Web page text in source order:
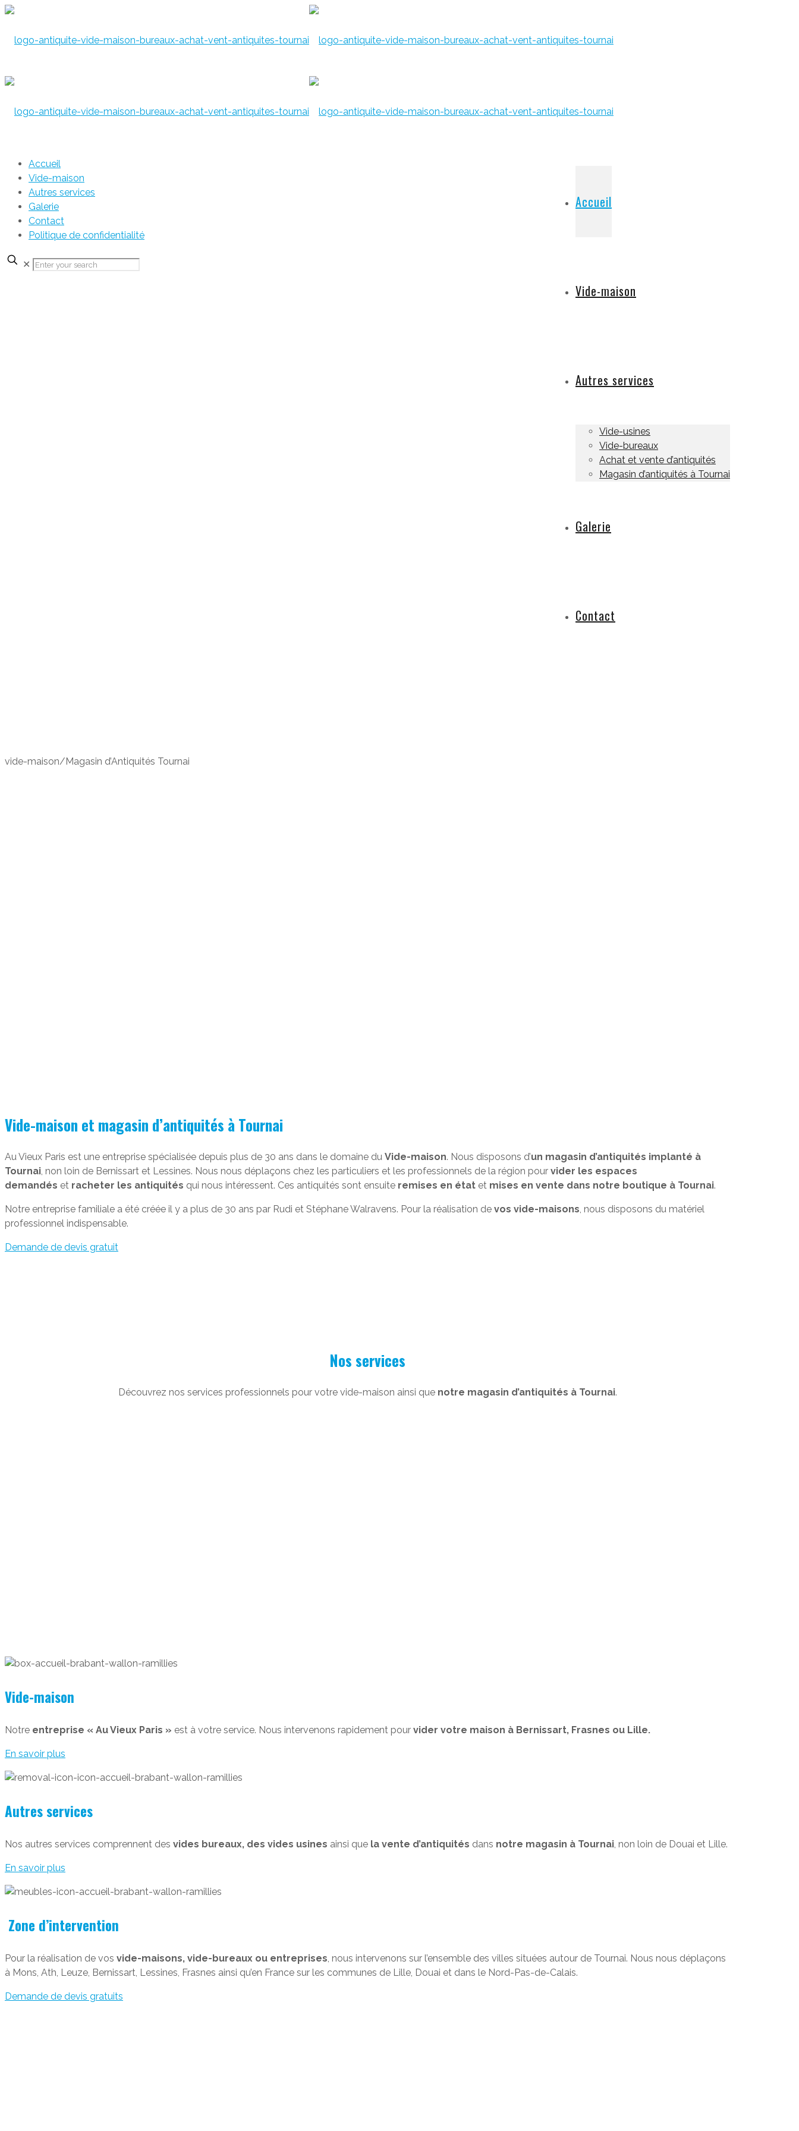
Accueil
Vide-maison
Autres services
Vide-usines
Vide-bureaux
Achat et vente d’antiquités
Magasin d’antiquités à Tournai
Galerie
Contact
Accueil
Vide-maison
Autres services
Galerie
Contact
Politique de confidentialité
✕
vide-maison/Magasin d’Antiquités Tournai
Vide-maison et magasin d’antiquités à Tournai
Au Vieux Paris est une entreprise spécialisée depuis plus de 30 ans dans le domaine du Vide-maison. Nous disposons d’un magasin d’antiquités implanté à
Tournai , non loin de Bernissart et Lessines. Nous nous déplaçons chez les particuliers et les professionnels de la région pour vider les espaces
demandés et racheter les antiquités qui nous intéressent. Ces antiquités sont ensuite remises en état et mises en vente dans notre boutique à Tournai.
Notre entreprise familiale a été créée il y a plus de 30 ans par Rudi et Stéphane Walravens. Pour la réalisation de vos vide-maisons , nous disposons du matériel
professionnel indispensable.
Demande de devis gratuit
Nos services
Découvrez nos services professionnels pour votre vide-maison ainsi que notre magasin d’antiquités à Tournai.
Vide-maison
Notre entreprise « Au Vieux Paris » est à votre service. Nous intervenons rapidement pour vider votre maison à Bernissart, Frasnes ou Lille.
En savoir plus
Autres services
Nos autres services comprennent des vides bureaux, des vides usines ainsi que la vente d’antiquités dans notre magasin à Tournai, non loin de Douai et Lille.
En savoir plus
Zone d’intervention
Pour la réalisation de vos vide-maisons, vide-bureaux ou entreprises, nous intervenons sur l’ensemble des villes situées autour de Tournai. Nous nous déplaçons
à Mons, Ath, Leuze, Bernissart, Lessines, Frasnes ainsi qu’en France sur les communes de Lille, Douai et dans le Nord-Pas-de-Calais.
Demande de devis gratuits